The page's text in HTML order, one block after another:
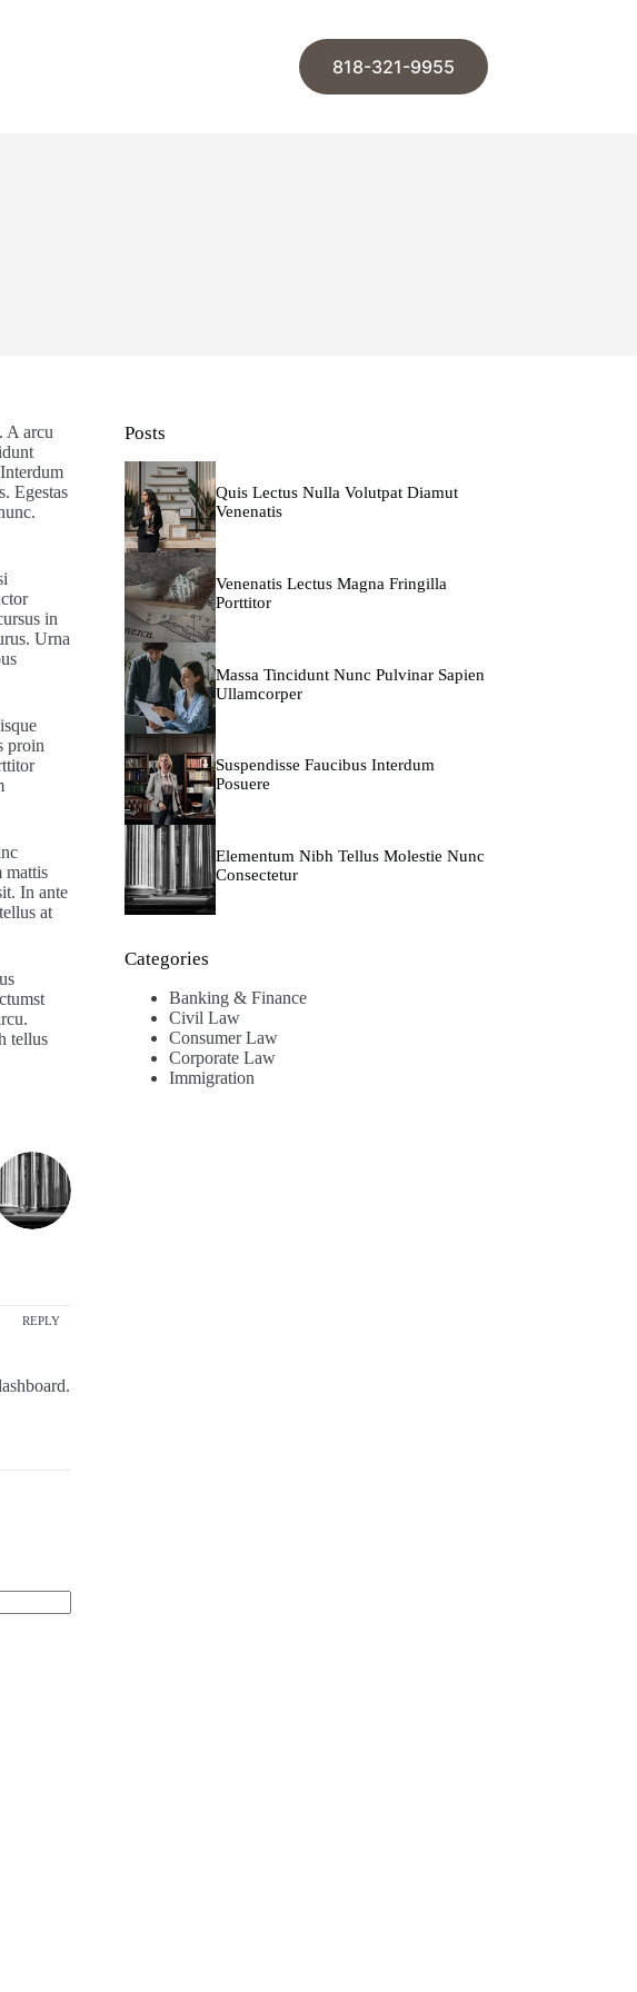
818-321-9955
A arcu
Egestas
in
Urna
proin
mattis
In ante
at
tellus
REPLY
Posts
Quis Lectus Nulla Volutpat Diamut
Venenatis
Venenatis Lectus Magna Fringilla
Porttitor
Massa Tincidunt Nunc Pulvinar Sapien
Ullamcorper
Suspendisse Faucibus Interdum
Posuere
Elementum Nibh Tellus Molestie Nunc
Consectetur
Categories
Banking & Finance
Civil Law
Consumer Law
Corporate Law
Immigration